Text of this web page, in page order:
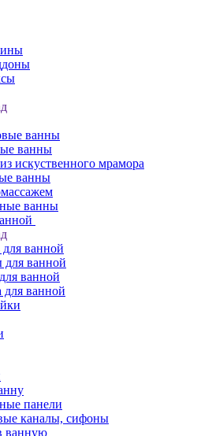
ванны
ванны
искуственного мрамора
ванны
ванны
ванной
ванной
ванной
для ванной
панели
каналы, сифоны
ванную